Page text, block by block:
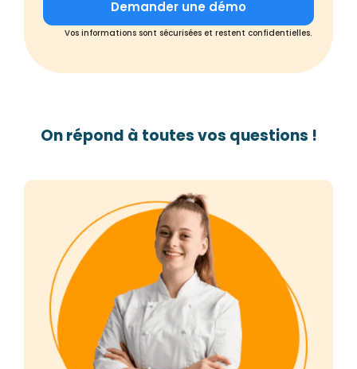
Vos informations sont sécurisées et restent confidentielles.
On répond à toutes vos questions !